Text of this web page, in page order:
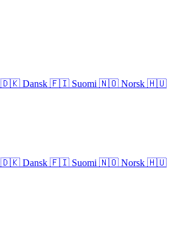
🇩🇰 Dansk 🇫🇮 Suomi 🇳🇴 Norsk 🇭🇺
🇩🇰 Dansk 🇫🇮 Suomi 🇳🇴 Norsk 🇭🇺